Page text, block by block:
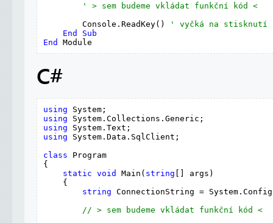
' > sem budeme vkládat funkční kód <
        Console.ReadKey()
' vyčká na stisknutí
End
Sub
End
Module
C#
using
using
using
using System.Data.SqlClient;
class Program
{
static void Main( string [] args)
    {
string ConnectionString =
// > sem budeme vkládat funkční kód <